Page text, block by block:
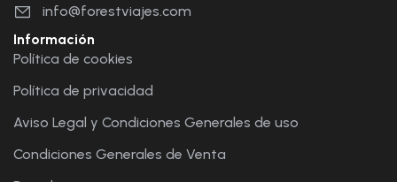
info@forestviajes.com
Información
Política de cookies
Política de privacidad
Aviso Legal y Condiciones Generales de uso
Condiciones Generales de Venta